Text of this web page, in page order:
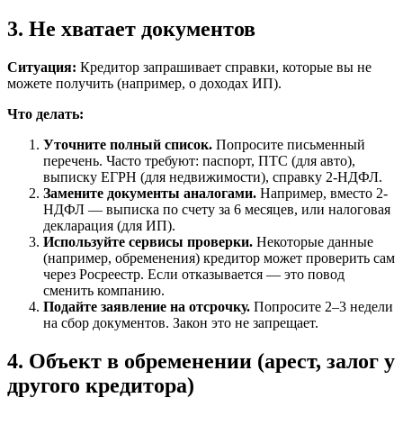
3. Не хватает документов
Ситуация: Кредитор запрашивает справки, которые вы не
можете получить (например, о доходах ИП).
Что делать:
Уточните полный список. Попросите письменный
перечень. Часто требуют: паспорт, ПТС (для авто),
выписку ЕГРН (для недвижимости), справку 2-НДФЛ.
Замените документы аналогами. Например, вместо 2-
НДФЛ — выписка по счету за 6 месяцев, или налоговая
декларация (для ИП).
Используйте сервисы проверки. Некоторые данные
(например, обременения) кредитор может проверить сам
через Росреестр. Если отказывается — это повод
сменить компанию.
Подайте заявление на отсрочку. Попросите 2–3 недели
на сбор документов. Закон это не запрещает.
4. Объект в обременении (арест, залог у
другого кредитора)